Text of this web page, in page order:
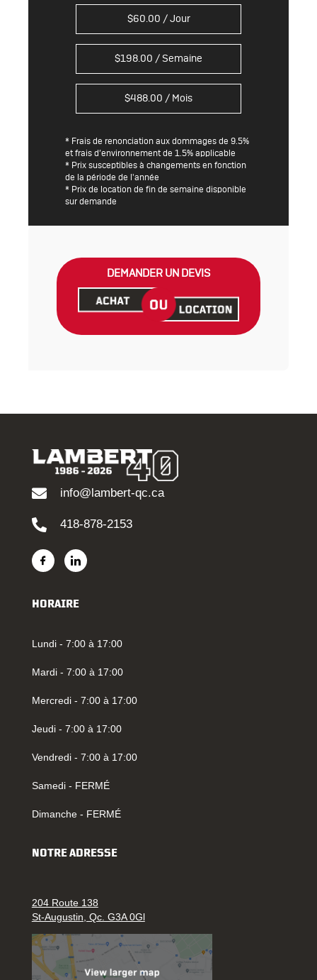
$60.00 / Jour
$198.00 / Semaine
$488.00 / Mois
* Frais de renonciation aux dommages de 9.5%
et frais d’environnement de 1.5% applicable
* Prix susceptibles à changements en fonction
de la période de l'année
* Prix de location de fin de semaine disponible
sur demande
DEMANDER UN DEVIS
info@lambert-qc.ca
418-878-2153
HORAIRE
Lundi - 7:00 à 17:00
Mardi - 7:00 à 17:00
Mercredi - 7:00 à 17:00
Jeudi - 7:00 à 17:00
Vendredi - 7:00 à 17:00
Samedi - FERMÉ
Dimanche - FERMÉ
NOTRE ADRESSE
204 Route 138
St-Augustin, Qc. G3A 0Gl